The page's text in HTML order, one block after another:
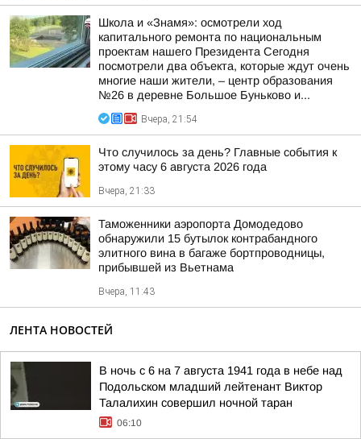
Школа и «Знамя»: осмотрели ход
капитального ремонта по национальным
проектам нашего Президента Сегодня
посмотрели два объекта, которые ждут очень
многие наши жители, – центр образования
№26 в деревне Большое Буньково и...
Вчера, 21:54
Что случилось за день? Главные события к
этому часу 6 августа 2026 года
Вчера, 21:33
Таможенники аэропорта Домодедово
обнаружили 15 бутылок контрабандного
элитного вина в багаже бортпроводницы,
прибывшей из Вьетнама
Вчера, 11:43
ЛЕНТА НОВОСТЕЙ
В ночь с 6 на 7 августа 1941 года в небе над
Подольском младший лейтенант Виктор
Талалихин совершил ночной таран
06:10